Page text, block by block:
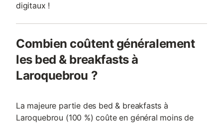
digitaux !
Combien coûtent généralement
les bed & breakfasts à
Laroquebrou ?
La majeure partie des bed & breakfasts à
Laroquebrou (100 %) coûte en général moins de